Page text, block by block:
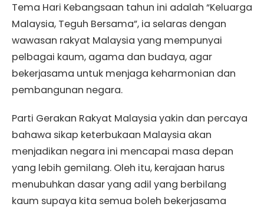
Tema Hari Kebangsaan tahun ini adalah “Keluarga
Malaysia, Teguh Bersama”, ia selaras dengan
wawasan rakyat Malaysia yang mempunyai
pelbagai kaum, agama dan budaya, agar
bekerjasama untuk menjaga keharmonian dan
pembangunan negara.
Parti Gerakan Rakyat Malaysia yakin dan percaya
bahawa sikap keterbukaan Malaysia akan
menjadikan negara ini mencapai masa depan
yang lebih gemilang. Oleh itu, kerajaan harus
menubuhkan dasar yang adil yang berbilang
kaum supaya kita semua boleh bekerjasama